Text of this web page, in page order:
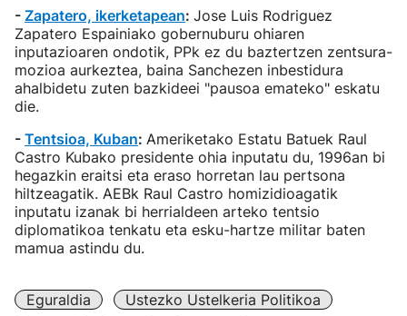
- Zapatero, ikerketapean: Jose Luis Rodriguez
Zapatero Espainiako gobernuburu ohiaren
inputazioaren ondotik, PPk ez du baztertzen zentsura-
mozioa aurkeztea, baina Sanchezen inbestidura
ahalbidetu zuten bazkideei "pausoa emateko" eskatu
die.
- Tentsioa, Kuban: Ameriketako Estatu Batuek Raul
Castro Kubako presidente ohia inputatu du, 1996an bi
hegazkin eraitsi eta eraso horretan lau pertsona
hiltzeagatik. AEBk Raul Castro homizidioagatik
inputatu izanak bi herrialdeen arteko tentsio
diplomatikoa tenkatu eta esku-hartze militar baten
mamua astindu du.
Eguraldia
Ustezko Ustelkeria Politikoa